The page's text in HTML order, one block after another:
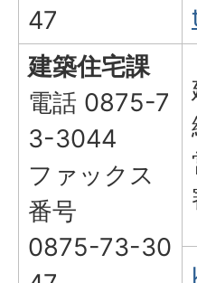
47
建築住宅課
電話 0875-7
3-3044
ファックス
番号
0875-73-30